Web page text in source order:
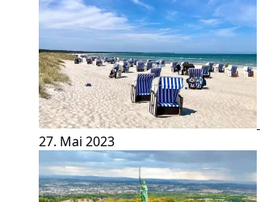
27. Mai 2023